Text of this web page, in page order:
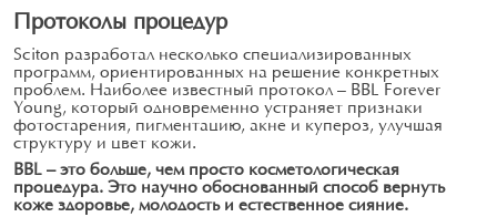
Протоколы процедур
Sciton разработал несколько специализированных
программ, ориентированных на решение конкретных
проблем. Наиболее известный протокол — BBL Forever
Young, который одновременно устраняет признаки
фотостарения, пигментацию, акне и купероз, улучшая
структуру и цвет кожи.
BBL — это больше, чем просто косметологическая
процедура. Это научно обоснованный способ вернуть
коже здоровье, молодость и естественное сияние.